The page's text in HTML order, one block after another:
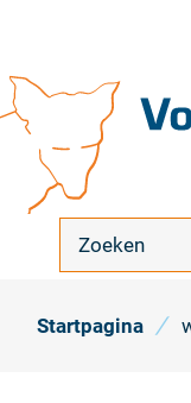
zoek
Startpagina